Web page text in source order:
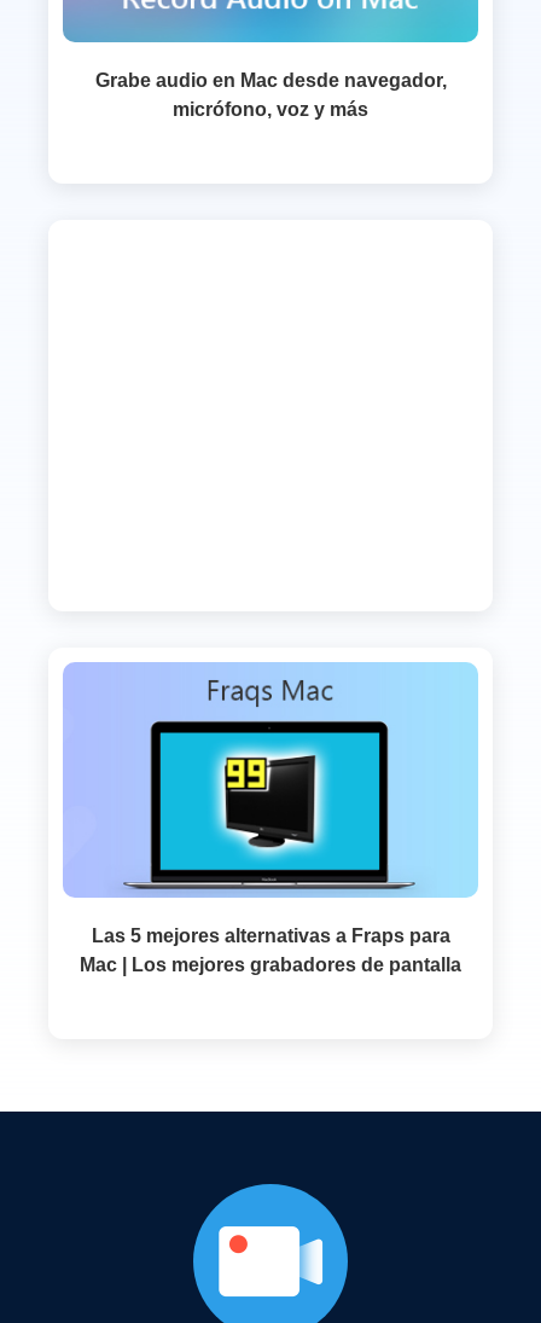
Grabe audio en Mac desde navegador,
micrófono, voz y más
Las 5 mejores alternativas a Fraps para
Mac | Los mejores grabadores de pantalla